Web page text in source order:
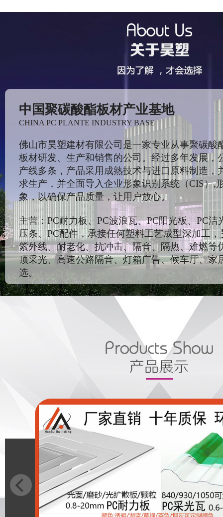
中国聚碳酸酯板材产业基地
CHINA PC PLANTE INDUSTRY BASE
佛山市昊塑建材有限公司是一家专业从事聚碳酸
板材研发、生产和销售的公司。经过多年发展，
产线多条，产品采用成熟技术与进口原料制造，
求生产，并全面导入企业形象识别系统（CIS）,
象，以确保产品质量，让用户放心。
主营：PC耐力板、PC波浪瓦、PC阳光板、PC洁
压条、PC配件，承接任何塑料工艺成型深加工
紫外线、耐老化、抗冲击、隔音、隔热、难燃等
顶采光、高速公路隔音、灯箱广告、候车厅、家
选。